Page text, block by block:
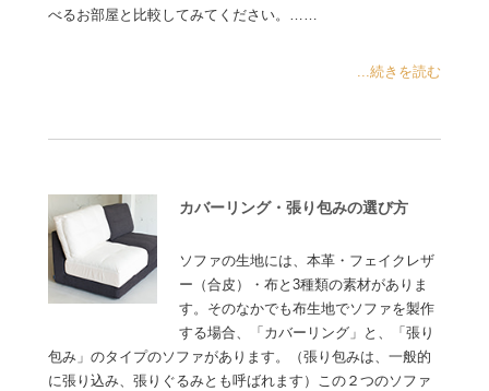
べるお部屋と比較してみてください。……
...続きを読む
カバーリング・張り包みの選び方
ソファの生地には、本革・フェイクレザ
ー（合皮）・布と3種類の素材がありま
す。そのなかでも布生地でソファを製作
する場合、「カバーリング」と、「張り
包み」のタイプのソファがあります。（張り包みは、一般的
に張り込み、張りぐるみとも呼ばれます）この２つのソファ